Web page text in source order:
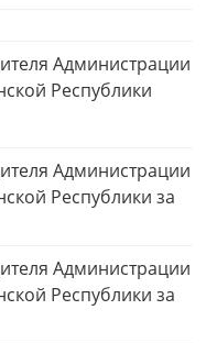
Администрации
Республики
Администрации
Республики за
Администрации
Республики за